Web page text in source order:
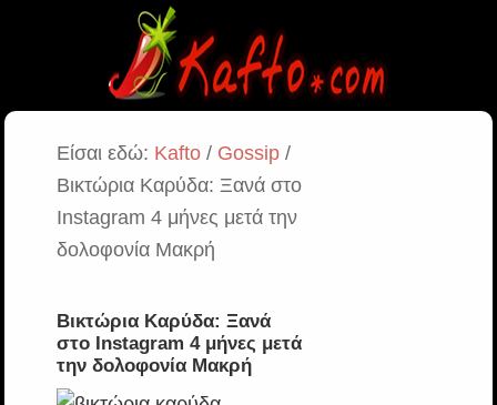
Είσαι εδώ: Kafto/ Gossip/
Βικτώρια Καρύδα: Ξανά στο
Instagram 4 μήνες μετά την
δολοφονία Μακρή
Βικτώρια Καρύδα: Ξανά
στο Instagram 4 μήνες μετά
την δολοφονία Μακρή